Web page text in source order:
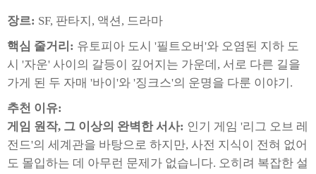
장르: SF, 판타지, 액션, 드라마
핵심 줄거리: 유토피아 도시 '필트오버'와 오염된 지하 도
시 '자운' 사이의 갈등이 깊어지는 가운데, 서로 다른 길을
가게 된 두 자매 '바이'와 '징크스'의 운명을 다룬 이야기.
추천 이유:
게임 원작, 그 이상의 완벽한 서사: 인기 게임 '리그 오브 레
전드'의 세계관을 바탕으로 하지만, 사전 지식이 전혀 없어
도 몰입하는 데 아무런 문제가 없습니다. 오히려 복잡한 설